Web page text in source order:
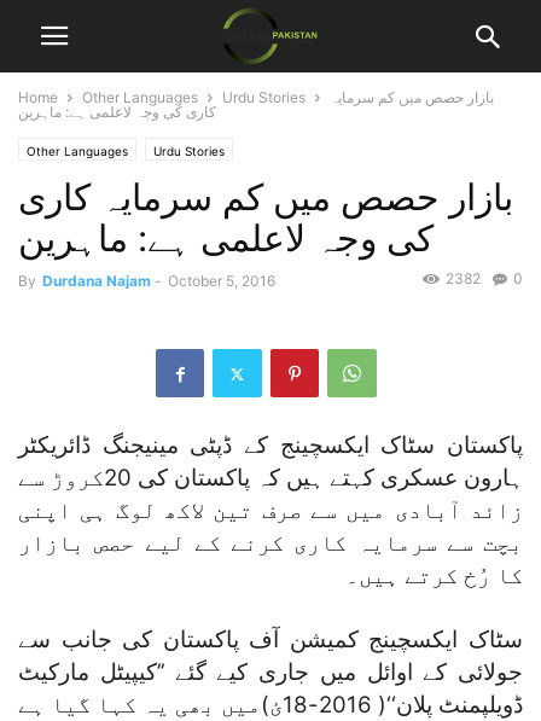
Home Other Languages Urdu Stories
بازار حصص میں کم سرمایہ
کاری کی وجہ لاعلمی ہے: ماہرین
Other Languages Urdu Stories
بازار حصص میں کم سرمایہ کاری
کی وجہ لاعلمی ہے: ماہرین
By Durdana Najam - October 5, 2016 0
2382
پاکستان سٹاک ایکسچینج کے ڈپٹی مینیجنگ ڈائریکٹر
ہارون عسکری کہتے ہیں کہ پاکستان کی 20کروڑ سے
زائد آبادی میں سے صرف تین لاکھ لوگ ہی اپنی
بچت سے سرمایہ کاری کرنے کے لیے حصص بازار
کا رُخ کرتے ہیں۔
سٹاک ایکسچینج کمیشن آف پاکستان کی جانب سے
جولائی کے اوائل میں جاری کیے گئے ’’کیپیٹل مارکیٹ
ڈویلپمنٹ پلان‘‘( 2016-18ئ)میں بھی یہ کہا گیا ہے